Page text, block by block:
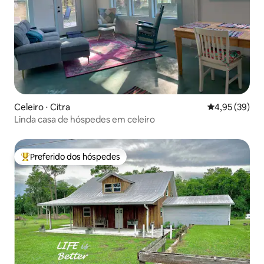
Celeiro ⋅ Citra 4,95 de uma
4,95 (39)
Linda casa de hóspedes em celeiro
Entre os melhores preferidos dos hóspedes
Preferido dos hóspedes